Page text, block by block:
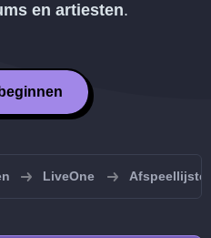
en artiesten.
LiveOne